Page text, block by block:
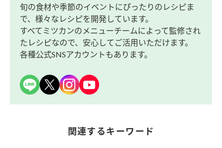
旬の食材や季節のイベントにぴったりのレシピま
で、様々なレシピを開発しています。
すべてミツカンのメニューチームによって監修され
たレシピなので、安心してご活用いただけます。
各種公式SNSアカウントもあります。
関連するキーワード